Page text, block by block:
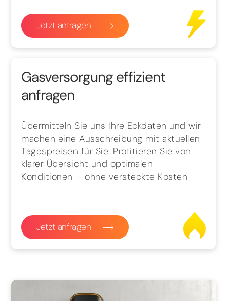
Jetzt anfragen
Gasversorgung effizient
anfragen
Übermitteln Sie uns Ihre Eckdaten und wir
machen eine Ausschreibung mit aktuellen
Tagespreisen für Sie. Profitieren Sie von
klarer Übersicht und optimalen
Konditionen – ohne versteckte Kosten
Jetzt anfragen